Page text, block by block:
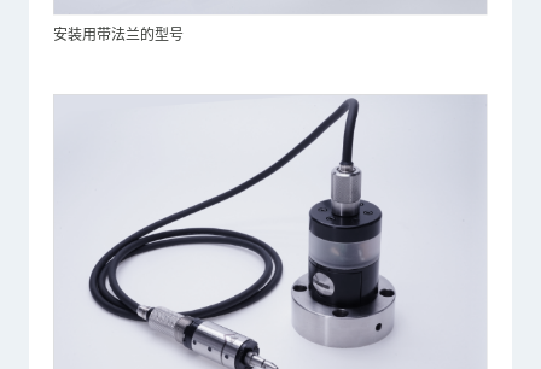
安装用带法兰的型号